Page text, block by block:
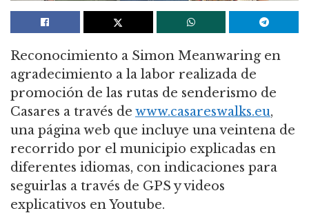
Reconocimiento a Simon Meanwaring en
agradecimiento a la labor realizada de
promoción de las rutas de senderismo de
Casares a través de www.casareswalks.eu,
una página web que incluye una veintena de
recorrido por el municipio explicadas en
diferentes idiomas, con indicaciones para
seguirlas a través de GPS y videos
explicativos en Youtube.